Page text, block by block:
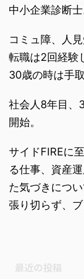
中小企業診断士
コミュ障、人見
転職は2回経験
30歳の時は手
社会人8年目、
開始。
サイドFIREに
る仕事、資産
た気づきにつ
張り切らず、ブ